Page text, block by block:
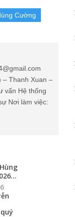
Cường
– Thanh Xuan –
vấn Hệ thống
Nơi làm việc: